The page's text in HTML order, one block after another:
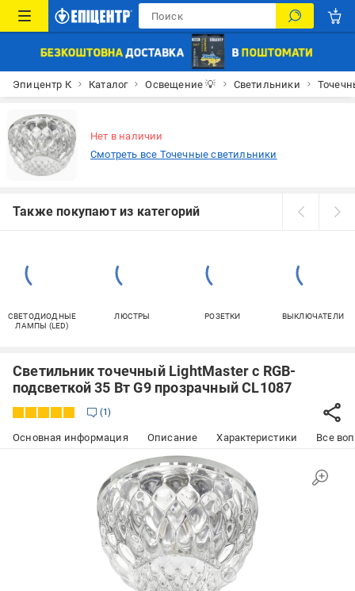
Эпицентр К Каталог Освещение 💡 Светильники
Нет в наличии
Смотреть все Точечные светильники
Также покупают из категорий
СВЕТОДИОДНЫЕ
ЛАМПЫ (LED)
ЛЮСТРЫ РОЗЕТКИ ВЫКЛЮЧАТЕЛИ
Светильник точечный LightMaster с RGB-
подсветкой 35 Вт G9 прозрачный CL1087
1
Основная информация Описание Характеристики Все